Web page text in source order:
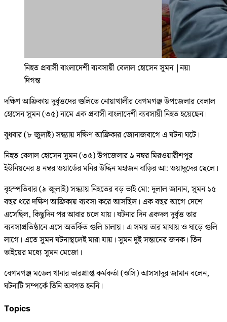
নিহত প্রবাসী বাংলাদেশী ব্যবসায়ী বেলাল হোসেন সুমন |নয়া
দিগন্ত
দক্ষিণ আফ্রিকায় দুর্বৃত্তদের গুলিতে নোয়াখালীর বেগমগঞ্জ উপজেলার বেলাল
হোসেন সুমন (৩৫) নামে এক প্রবাসী বাংলাদেশী ব্যবসায়ী নিহত হয়েছেন।
বুধবার (৮ জুলাই) সন্ধ্যায় দক্ষিণ আফ্রিকার জোনাজবাগে এ ঘটনা ঘটে।
নিহত বেলাল হোসেন সুমন (৩৫) উপজেলার ৯ নম্বর মিরওয়ারীশপুর
ইউনিয়নের ৪ নম্বর ওয়ার্ডের মনির উদ্দিন মহাজন বাড়ির আ: ওয়াদুদের ছেলে।
বৃহস্পতিবার (৯ জুলাই) সন্ধ্যায় নিহতের বড় ভাই মো: দুলাল জানান, সুমন ১৫
বছর ধরে দক্ষিণ আফ্রিকায় ব্যবসা করে আসছিল। এক বছর আগে দেশে
এসেছিল, কিছুদিন পর আবার চলে যায়। ঘটনার দিন একদল দুর্বৃত্ত তার
ব্যবসাপ্রতিষ্ঠানে এসে অতর্কিত গুলি চালায়। এ সময় তার মাথায় ও ঘাড়ে গুলি
লাগে। এতে সুমন ঘটনাস্থলেই মারা যায়। সুমন দুই সন্তানের জনক। তিন
ভাইয়ের মধ্যে সুমন মেজো।
বেগমগঞ্জ মডেল থানার ভারপ্রাপ্ত কর্মকর্তা (ওসি) আসসাদুর জামান বলেন,
ঘটনাটি সম্পর্কে তিনি অবগত হননি।
Topics